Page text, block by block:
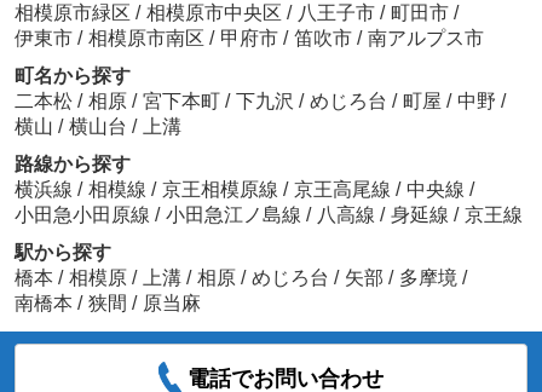
相模原市緑区 / 相模原市中央区 / 八王子市 / 町田市 /
伊東市 / 相模原市南区 / 甲府市 / 笛吹市 / 南アルプス市
町名から探す
二本松 / 相原 / 宮下本町 / 下九沢 / めじろ台 / 町屋 / 中野 /
横山 / 横山台 /
上溝
路線から探す
横浜線 / 相模線 / 京王相模原線 / 京王高尾線 / 中央線 /
小田急小田原線 / 小田急江ノ島線 / 八高線 / 身延線 / 京王線
駅から探す
橋本 / 相模原 / 上溝 / 相原 / めじろ台 / 矢部 / 多摩境 /
南橋本 / 狭間 / 原当麻
電話でお問い合わせ